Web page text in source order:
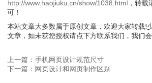
http://www.haojiuku.cn/show/1038.html ，转
可！
本站文章大多数属于原创文章，欢迎大家转载!
文章，如未获您授权请点下方联系我们，我们
上一篇：手机网页设计规范尺寸
下一篇：网页设计和网页制作区别